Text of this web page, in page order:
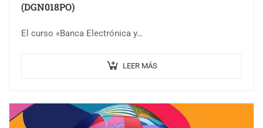
(DGN018PO)
El curso «Banca Electrónica y…
LEER MÁS